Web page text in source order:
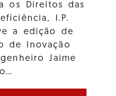
os Direitos das
I.P.
a edição de
de Inovação
Jaime